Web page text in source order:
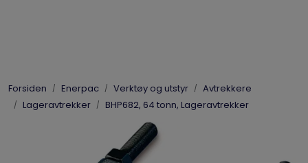
Forsiden Enerpac Verktøy og utstyr
Avtrekkere
Lageravtrekker
BHP682, 64 tonn, Lageravtrekker
Enerpac